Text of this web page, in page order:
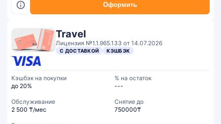
Оформить
Travel
Лицензия №1.1.965.133 от 14.07.2026
С ДОСТАВКОЙ КЭШБЭК
Кэшбэк на покупки
до 20%
% на остаток
---
Обслуживание
2 500 ₸/мес
Cнятие до
750000₸